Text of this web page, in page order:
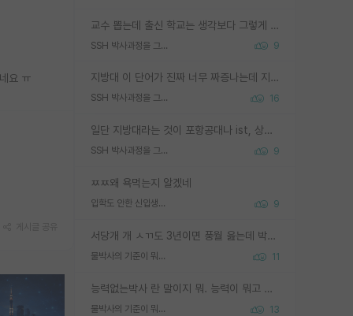
교수 뽑는데 출신 학교는 생각보다 그렇게 안 봄. 앞으로는 더 안 보게 될거임. 박사는 어디서 진행해도 됨. 단, 제대로 쌓고 좋은 실적 만들 수 있다면. 그런데 지방대는 그럴 가능성이 지극히 낮음. 나만 열심히 잘 하면 된다? 인간은 주변 환경에 지배되는 나약한 존재임. 주변의 지방대 대학원생과 섞이고 지방 특유의 여유로움 또는 나쁘게 얘기해서 나태함에 젖어 살다보면 교수의 꿈 자체를 잊어버리게 될 가능성도 있음. 주변 환경이 70~80%임.
SSH 박사과정을 그만두고 지방대 박사로 옮기면 교수의 꿈은 끝일까요? 9
지방대 이 단어가 진짜 너무 짜증나는데 지방대면 다 그냥 쓰레기인가요? 무슨 말 같지도 않은 댓글들이 있는건지??? 지방에도 충분히 좋은 대학 많고 충분히 잘하는 교수님들 많습니다 포항공대 4개 IST 대표 지거국들 여기 모두 다 지방에 있고 여기 출신들 중에 교수하는 분들 적지 않습니다 지거국 출신이 무슨 교수를 하냐?라고 생각할 사람들 많은데 상위 대표 지거국에 아웃라이어들 많습니다 결국 개인의 연구역량과 실적이 중요합니다 이 역량을 펼치는데 있어서 지도교수와의 합도 중요합니다. 그리고 경력이 필요하면 해외포닥까지 다녀오세요
SSH 박사과정을 그만두고 지방대 박사로 옮기면 교수의 꿈은 끝일까요? 16
일단 지방대라는 것이 포항공대나 ist, 상위 지거국은 아니라고 생각하겠습니다. 그런곳은 서성한에 비해 소위 대학 네임밸류가 크게 뒤떨어지지는 않으니까요. 대학 이름이 중요하냐? 당연합니다. 대학 이름이 좋아서 좋은 아웃풋이 나오는 것이냐, 좋은 대학은 좋은 사람과 좋은 기회가 몰려있으니 아웃풋도 자연스럽게 좋아지는 것이냐? 대답하기 어려운 문제입니다. 아직 한국 사회에서 학벌을 보는 것도, 특히 이공계를 중심으로 학벌보다는 실적 위주라는 분위기가 형성되는 것도 사실입니다. 지방대 출신으로 전임교수가 될수 있느냐? 가능 불가능을 따지면 당연히 가능입니다. 지방대 박사 출신으로 전임교원이 된 경우가 실제로 있으니까요. 현실적인 가능성이 있느냐? 지금 이정도 대학의 교수가 되고싶다고 생각되는 대학 들어가서 컴공과 교수 목록 켜고 박사 어디서 받았는지 쭉 한번 보세요. 냉정하게 지방대 출신인 분들이 많지는 않으실겁니다.
SSH 박사과정을 그만두고 지방대 박사로 옮기면 교수의 꿈은 끝일까요? 9
ㅉㅉ왜 욕먹는지 알겠네
입학도 안한 신입생이 원래 관심을 받나요 9
서당개 개 ㅅㄲ도 3년이면 풍월 읊는데 박사 5년 이상 대리고 있으면서 물된건 교수 탓 맞는ㄱ게 거기가 서당이 아니란 소리임
물박사의 기준이 뭐임? 11
능력없는박사 란 말이지 뭐. 능력이 뭐고 능력이 있다는게 뭔지는 사람마다 기준이 다르니까 얘기해봐야 서로 자기 기준만 얘기해서 논쟁이 끝이 안나고. 주위에서 능력있고 야심있는 신입생이 교수가 유의미한 피드백을 아예 안주면서 제대로된 과제에 참여해볼 기회도 제공하지 않고 잡일 뺑뺑이만 돌려서 맨날 단순작업만 하면서 밤새다가 눈빛이 점점 죽어가는걸 본 사람은 물박사는 교수탓이라고 하고, 교수는 이것저것 알려도 주고 기회도 주고 사수 동기 붙여주면서 어떻게든 끌고가려고 하는데 본인이 매일 뺀질거리면서 출근 하는둥마는둥 하다가 기껏 와서도 폰이나 쳐다보다가 실험 망치고 저녁약속있어서 먼저 가볼게요~ 하는걸 본 사람은 물박사는 본인탓이라고 함.
물박사의 기준이 뭐임? 13
요 ㅠ